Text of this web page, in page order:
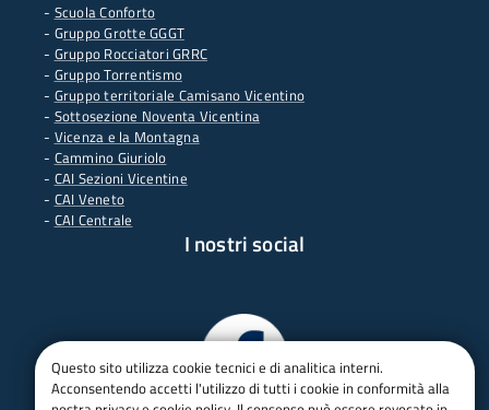
- Scuola Conforto
- Gruppo Grotte GGGT
- Gruppo Rocciatori GRRC
- Gruppo Torrentismo
- Gruppo territoriale Camisano Vicentino
- Sottosezione Noventa Vicentina
- Vicenza e la Montagna
- Cammino Giuriolo
- CAI Sezioni Vicentine
- CAI Veneto
- CAI Centrale
I nostri social
Questo sito utilizza cookie tecnici e di analitica interni.
Acconsentendo accetti l'utilizzo di tutti i cookie in conformità alla